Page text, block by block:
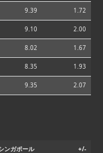
9.39 1.72
9.10 2.00
8.02 1.67
8.35 1.93
9.35 2.07
ンガポール +/-